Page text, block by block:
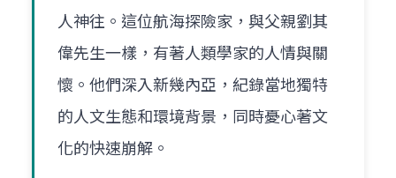
人神往。這位航海探險家，與父親劉其
偉先生一樣，有著人類學家的人情與關
懷。他們深入新幾內亞，紀錄當地獨特
的人文生態和環境背景，同時憂心著文
化的快速崩解。